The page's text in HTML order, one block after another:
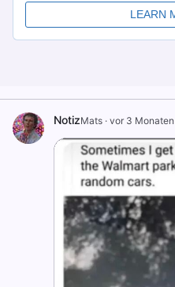
NotizMats · vor 3 Monaten